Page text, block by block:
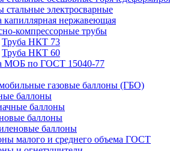
стальные электросварные
капиллярная нержавеющая
компрессорные трубы
Труба НКТ 73
Труба НКТ 60
МОБ по ГОСТ 15040-77
газовые баллоны (ГБО)
баллоны
баллоны
баллоны
баллоны
малого и среднего объема ГОСТ